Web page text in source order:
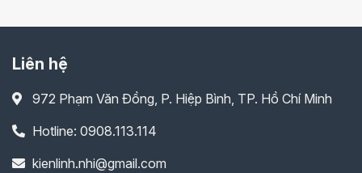
Liên hệ
972 Phạm Văn Đồng, P. Hiệp Bình, TP. Hồ Chí Minh
Hotline: 0908.113.114
kienlinh.nhi@gmail.com